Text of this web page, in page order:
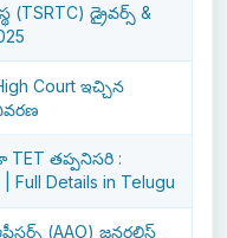
(TSRTC) డ్రైవర్స్ &
Court ఇచ్చిన
TET తప్పనిసరి :
Full Details in Telugu
(AAO) జనరలిస్ట్